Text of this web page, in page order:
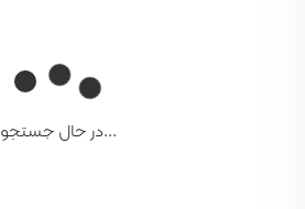
...در حال جستجو